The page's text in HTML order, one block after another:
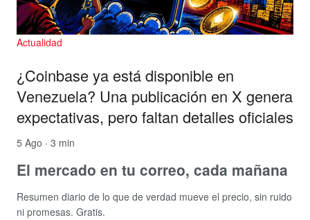
Actualidad
¿Coinbase ya está disponible en
Venezuela? Una publicación en X genera
expectativas, pero faltan detalles oficiales
5 Ago · 3 min
El mercado en tu correo, cada mañana
Resumen diario de lo que de verdad mueve el precio, sin ruido
ni promesas. Gratis.